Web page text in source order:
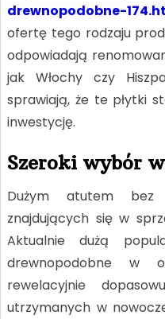
drewnopodobne-
ofertę tego rodzaju
odpowiadają
jak Włochy czy
sprawiają, że te płytki
inwestycję.
Szeroki wybór
Dużym atutem bez
znajdujących się w
Aktualnie dużą
drewnopodobne w
rewelacyjnie
utrzymanych w